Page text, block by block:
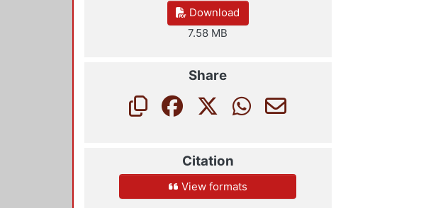
Download
7.58 MB
Share
Citation
View formats